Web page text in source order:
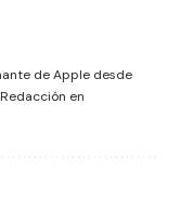
de Apple desde
en